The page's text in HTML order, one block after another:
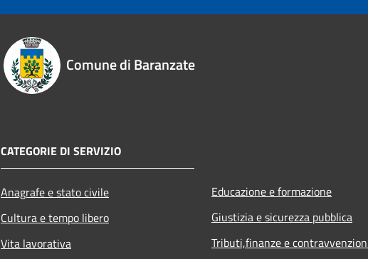
Comune di Baranzate
CATEGORIE DI SERVIZIO
Anagrafe e stato civile
Cultura e tempo libero
Vita lavorativa
Educazione e formazione
Giustizia e sicurezza pubblica
Tributi,finanze e